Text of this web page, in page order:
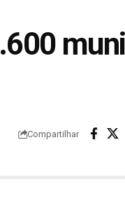
Compartilhar